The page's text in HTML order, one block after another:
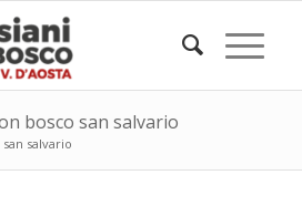
bosco san salvario
salvario